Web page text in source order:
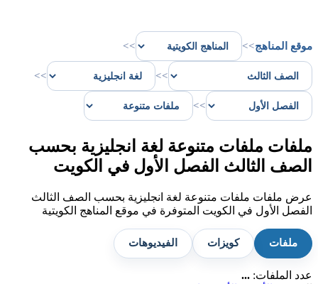
موقع المناهج>>
>>
>>
>>
>>
ملفات ملفات متنوعة لغة انجليزية بحسب
الصف الثالث الفصل الأول في الكويت
عرض ملفات ملفات متنوعة لغة انجليزية بحسب الصف الثالث
الفصل الأول في الكويت المتوفرة في موقع المناهج الكويتية
ملفات كويزات الفيديوهات
عدد الملفات: ...